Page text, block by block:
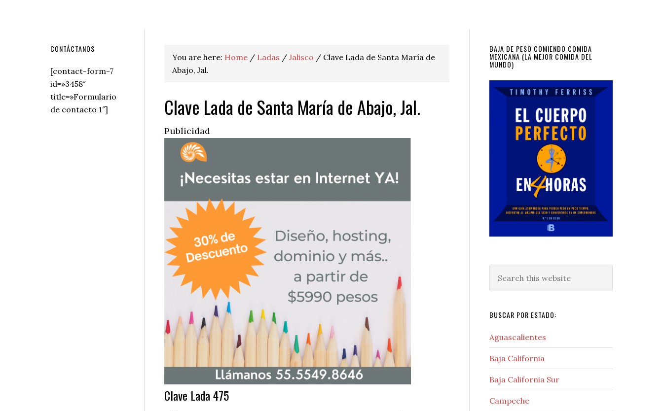
You are here: Home / Ladas / Jalisco / Clave Lada de Santa María de
Abajo, Jal.
Clave Lada de Santa María de Abajo, Jal.
Publicidad
Clave Lada 475
Primary
Sidebar
BAJA DE PESO COMIENDO COMIDA
MEXICANA (LA MEJOR COMIDA DEL
MUNDO)
this
BUSCAR POR ESTADO:
Aguascalientes
Baja California
Baja California Sur
Campeche
Secondary
Sidebar
CONTÁCTANOS
[contact-form-7
id=»3458″
title=»Formulario
de contacto 1″]